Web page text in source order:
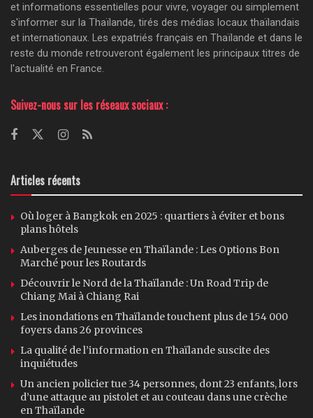
et informations essentielles pour vivre, voyager ou simplement
s'informer sur la Thaïlande, tirés des médias locaux thaïlandais
et internationaux. Les expatriés français en Thaïlande et dans le
reste du monde retrouveront également les principaux titres de
l'actualité en France.
Suivez-nous sur les réseaux sociaux :
Articles récents
Où loger à Bangkok en 2025 : quartiers à éviter et bons
plans hôtels
Auberges de Jeunesse en Thaïlande : Les Options Bon
Marché pour les Routards
Découvrir le Nord de la Thaïlande : Un Road Trip de
Chiang Mai à Chiang Rai
Les inondations en Thaïlande touchent plus de 154 000
foyers dans 26 provinces
La qualité de l’information en Thaïlande suscite des
inquiétudes
Un ancien policier tue 34 personnes, dont 23 enfants, lors
d’une attaque au pistolet et au couteau dans une crèche
en Thaïlande